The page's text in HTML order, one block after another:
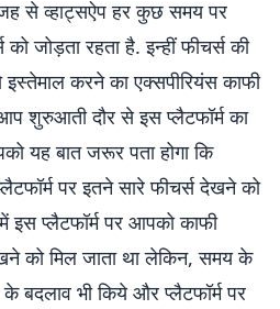
से व्हाट्सऐप हर कुछ समय पर
जोड़ता रहता है. इन्हीं फीचर्स की
करने का एक्सपीरियंस काफी
शुरुआती दौर से इस प्लैटफॉर्म का
यह बात जरूर पता होगा कि
पर इतने सारे फीचर्स देखने को
प्लैटफॉर्म पर आपको काफी
को मिल जाता था लेकिन, समय के
बदलाव भी किये और प्लैटफॉर्म पर